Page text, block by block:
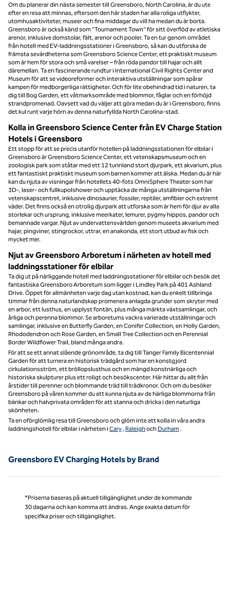
Om du planerar din nästa semester till Greensboro, North Carolina, är du ute
efter en resa att minnas, eftersom den här staden har alla roliga utflykter,
utomhusaktiviteter, museer och fina middagar du vill ha medan du är borta.
Greensboro är också känd som "Tournament Town" för sitt överflöd av atletiska
arenor, inklusive domstolar, fält, arenor och pooler. Ta en tur genom området
från hotell med EV-laddningsstationer i Greensboro, så kan du utforska de
främsta sevärdheterna som Greensboro Science Center, ett praktiskt museum
som är hem för stora och små varelser – från röda pandor till hajar och allt
däremellan. Ta en fascinerande rundtur i International Civil Rights Center and
Museum för att se videoreformer och interaktiva utställningar som spårar
kampen för medborgerliga rättigheter. Och för lite obehindrad tid i naturen, ta
dig till Bog Garden, ett våtmarksområde med blommor, fåglar och en förhöjd
strandpromenad. Oavsett vad du väljer att göra medan du är i Greensboro, finns
det kul runt varje hörn av denna naturfyllda North Carolina-stad.
Kolla in Greensboro Science Center från EV Charge Station
Hotels i Greensboro
Ett stopp för att se precis utanför hotellen på laddningsstationen för elbilar i
Greensboro är Greensboro Science Center, ett vetenskapsmuseum och en
zoologisk park som ståtar med ett 12 tunnland stort djurpark, ett akvarium, plus
ett fantastiskt praktiskt museum som barnen kommer att älska. Medan du är här
kan du njuta av visningar från hotellets 40-fots OmniSphere Theater som har
3D-, laser- och fullkupolshower och upptäcka de många utställningarna från
vetenskapscentret, inklusive dinosaurier, fossiler, reptiler, amfibier och extremt
väder. Det finns också en otrolig djurpark att utforska som är hem för djur av alla
storlekar och ursprung, inklusive meerkater, lemurer, pygmy hippos, pandor och
bemannade vargar. Njut av undervattensvärlden genom museets akvarium med
hajar, pingviner, stingrockor, uttrar, en anakonda, ett stort utbud av fisk och
mycket mer.
Njut av Greensboro Arboretum i närheten av hotell med
laddningsstationer för elbilar
Ta dig ut på närliggande hotell med laddningsstationer för elbilar och besök det
fantastiska Greensboro Arboretum som ligger i Lindley Park på 401 Ashland
Drive. Öppet för allmänheten varje dag utan kostnad, kan du enkelt tillbringa
timmar från denna naturlandskap promenera anlagda grunder som skryter med
en arbor, ett lusthus, en upplyst fontän, plus många märkta växtsamlingar, och
årliga och perenna blommor. Se arboretums vackra varierade utställningar och
samlingar, inklusive en Butterfly Garden, en Conifer Collection, en Holly Garden,
Rhododendron och Rose Garden, en Small Tree Collection och en Perennial
Border Wildflower Trail, bland många andra.
För att se ett annat slående grönområde, ta dig till Tanger Family Bicentennial
Garden för att turnera en historisk trädgård som har en konstgjord
cirkulationsström, ett bröllopslusthus och en mängd konstnärliga och
historiska skulpturer plus ett roligt och besökscenter. Här hittar du allt från
årstider till perenner och blommande träd till trädkronor. Och om du besöker
Greensboro på våren kommer du att kunna njuta av de härliga blommorna från
bänkar och halvprivata områden för att stanna och dricka i den naturliga
skönheten.
Ta en oförglömlig resa till Greensboro och glöm inte att kolla in våra andra
laddningshotell för elbilar i närheten iCary, Raleighoch Durham.
Greensboro EV Charging Hotels by Brand
*Priserna baseras på aktuell tillgänglighet under de kommande
30 dagarna och kan komma att ändras. Ange exakta datum för
specifika priser och tillgänglighet.